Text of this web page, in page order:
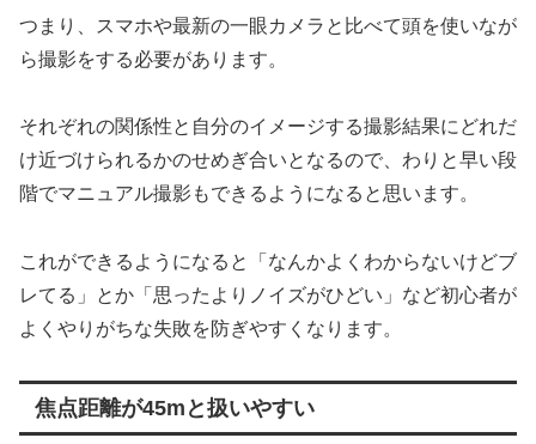
つまり、スマホや最新の一眼カメラと比べて頭を使いなが
ら撮影をする必要があります。
それぞれの関係性と自分のイメージする撮影結果にどれだ
け近づけられるかのせめぎ合いとなるので、わりと早い段
階でマニュアル撮影もできるようになると思います。
これができるようになると「なんかよくわからないけどブ
レてる」とか「思ったよりノイズがひどい」など初心者が
よくやりがちな失敗を防ぎやすくなります。
焦点距離が45mと扱いやすい